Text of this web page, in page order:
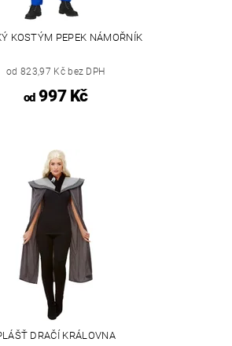
KOSTÝM PEPEK NÁMOŘNÍK
od 823,97 Kč bez DPH
od997 Kč
DRAČÍ KRÁLOVNA